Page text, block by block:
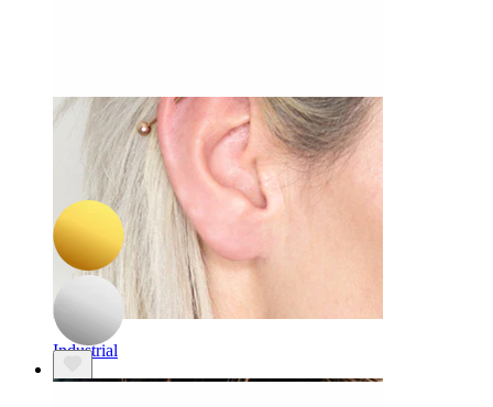
Industrial
-15%
Bodymod Trend
Titaniumlabret med lille hjerte
84,15 kr 99,00 kr